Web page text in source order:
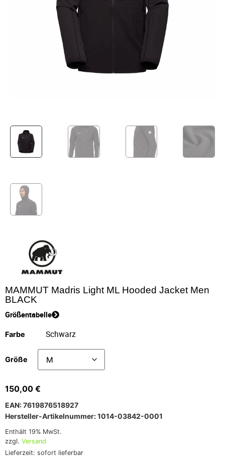
MAMMUT Madris Light ML Hooded Jacket Men
BLACK
Größentabelle
Farbe
Größe
150,00 €
EAN: 7619876518927
Hersteller-Artikelnummer: 1014-03842-0001
Enthält 19% MwSt.
zzgl. Versand
Lieferzeit: sofort lieferbar